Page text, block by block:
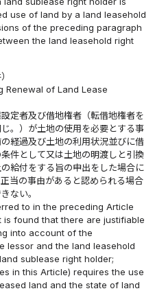
use of land by a land leasehold
of the preceding paragraph
the land leasehold right
Renewal of Land Lease
定者及び借地権者（転借地権者を
。）が土地の使用を必要とする事
経過及び土地の利用状況並びに借
件として又は土地の明渡しと引換
給付をする旨の申出をした場合に
当の事由があると認められる場合
ない。
to in the preceding Article
is found that there are justifiable
into account of the
lessor and the land leasehold
sublease right holder;
in this Article) requires the use
land and the state of land